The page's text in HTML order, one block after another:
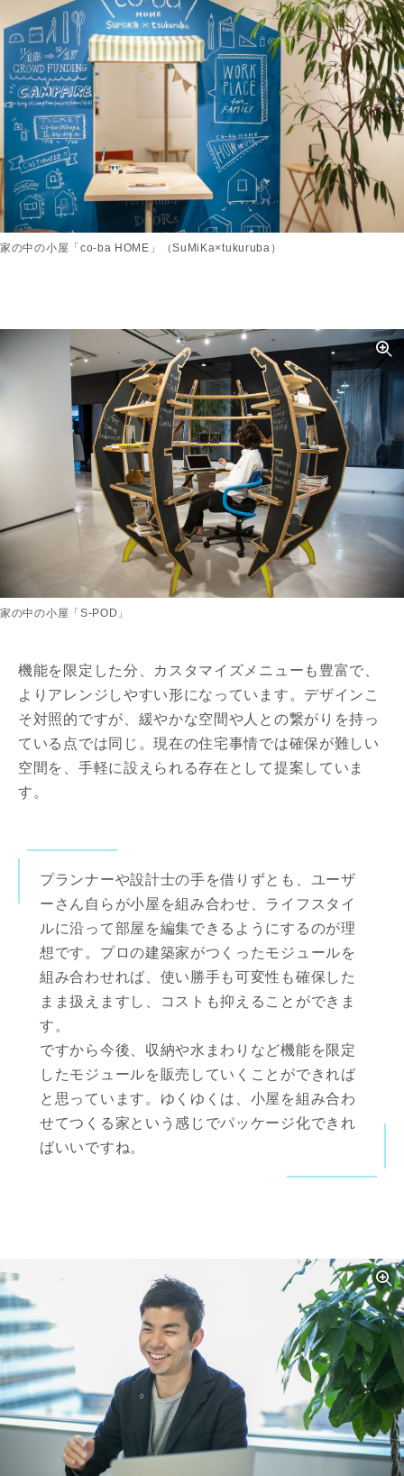
家の中の小屋「co-ba HOME」（SuMiKa×tukuruba）
家の中の小屋「S-POD」
機能を限定した分、カスタマイズメニューも豊富で、
よりアレンジしやすい形になっています。デザインこ
そ対照的ですが、緩やかな空間や人との繋がりを持っ
ている点では同じ。現在の住宅事情では確保が難しい
空間を、手軽に設えられる存在として提案していま
す。
プランナーや設計士の手を借りずとも、ユーザ
ーさん自らが小屋を組み合わせ、ライフスタイ
ルに沿って部屋を編集できるようにするのが理
想です。プロの建築家がつくったモジュールを
組み合わせれば、使い勝手も可変性も確保した
まま扱えますし、コストも抑えることができま
す。
ですから今後、収納や水まわりなど機能を限定
したモジュールを販売していくことができれば
と思っています。ゆくゆくは、小屋を組み合わ
せてつくる家という感じでパッケージ化できれ
ばいいですね。